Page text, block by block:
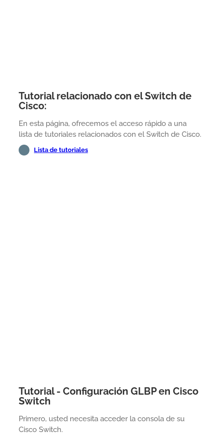
Tutorial relacionado con el Switch de
Cisco:
En esta página, ofrecemos el acceso rápido a una
lista de tutoriales relacionados con el Switch de Cisco.
Lista de tutoriales
Tutorial - Configuración GLBP en Cisco
Switch
Primero, usted necesita acceder la consola de su
Cisco Switch.